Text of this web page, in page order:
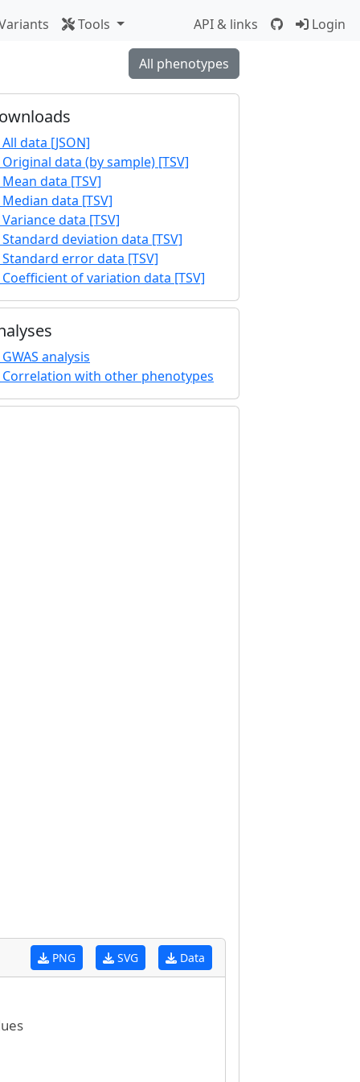
Tools API & links Login
All phenotypes
All data [JSON]
Original data (by sample) [TSV]
Mean data [TSV]
Median data [TSV]
Variance data [TSV]
Standard deviation data [TSV]
Standard error data [TSV]
Coefficient of variation data [TSV]
GWAS analysis
Correlation with other phenotypes
Data
SVG
PNG